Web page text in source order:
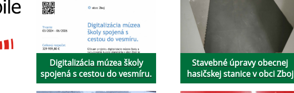
Digitalizácia múzea školy
spojená s cestou do vesmíru.
Stavebné úpravy obecnej
hasičskej stanice v obci Zboj